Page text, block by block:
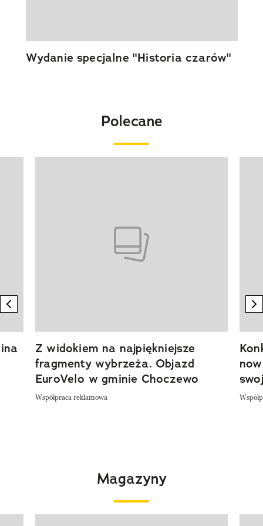
Wydanie specjalne "Historia czarów"
Polecane
previous element
Z widokiem na najpiękniejsze
fragmenty wybrzeża. Objazd
EuroVelo w gminie Choczewo
Współpraca reklamowa
Magazyny